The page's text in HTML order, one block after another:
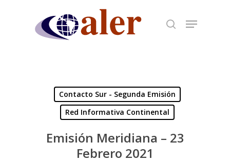
Contacto Sur - Segunda Emisión
Red Informativa Continental
Emisión Meridiana – 23
Febrero 2021